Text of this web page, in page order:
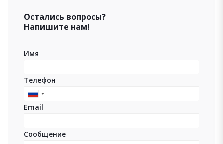
Остались вопросы?
Напишите нам!
Имя
Телефон
Russia
+7
Email
Сообщение